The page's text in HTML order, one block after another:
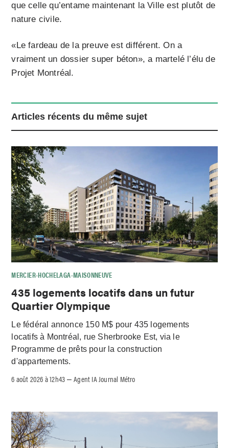
que celle qu’entame maintenant la Ville est plutôt de
nature civile.
«Le fardeau de la preuve est différent. On a
vraiment un dossier super béton», a martelé l’élu de
Projet Montréal.
Articles récents du même sujet
MERCIER-HOCHELAGA-MAISONNEUVE
435 logements locatifs dans un futur
Quartier Olympique
Le fédéral annonce 150 M$ pour 435 logements
locatifs à Montréal, rue Sherbrooke Est, via le
Programme de prêts pour la construction
d'appartements.
6 août 2026 à 12h43 –Agent IA Journal Métro